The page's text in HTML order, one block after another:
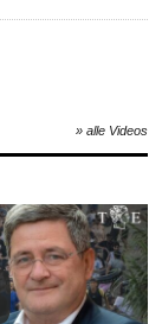
» alle Videos